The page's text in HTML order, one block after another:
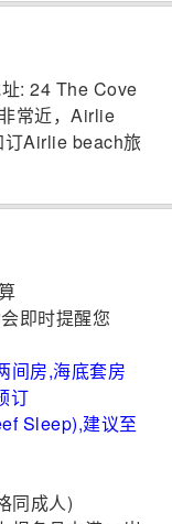
: 24 The Cove
常近，Airlie
订Airlie beach旅
即时提醒您
间房,海底套房
订
Sleep),建议至
同成人)